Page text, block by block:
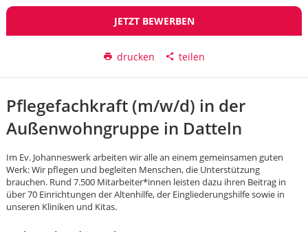
JETZT BEWERBEN
drucken teilen
Pflegefachkraft (m/w/d) in der
Außenwohngruppe in Datteln
Im Ev. Johanneswerk arbeiten wir alle an einem gemeinsamen guten
Werk: Wir pflegen und begleiten Menschen, die Unterstützung
brauchen. Rund 7.500 Mitarbeiter*innen leisten dazu ihren Beitrag in
über 70 Einrichtungen der Altenhilfe, der Eingliederungshilfe sowie in
unseren Kliniken und Kitas.